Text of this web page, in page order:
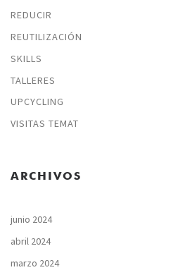
REDUCIR
REUTILIZACIÓN
SKILLS
TALLERES
UPCYCLING
VISITAS TEMAT
ARCHIVOS
junio 2024
abril 2024
marzo 2024